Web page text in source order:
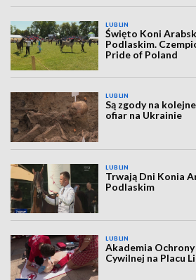
LUBLIN
Święto Koni
Podlaskim.
Pride of Poland
LUBLIN
Są zgody na
ofiar na Ukrainie
LUBLIN
Trwają Dni Konia
Podlaskim
LUBLIN
Akademia
Cywilnej na Placu